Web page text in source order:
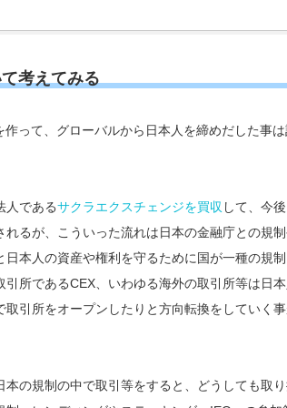
考えてみる
って、グローバルから日本人を締めだした事
人であるサクラエクスチェンジを買収 して、今
るが、こういった流れは日本の金融庁との規
本人の資産や権利を守るために国が一種の規制
所であるCEX、いわゆる海外の取引所等は日
引所をオープンしたりと方向転換をしていく
の規制の中で取引等をすると、どうしても取